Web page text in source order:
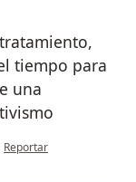
tiempo para
una
en opinión del usuario
Reportar